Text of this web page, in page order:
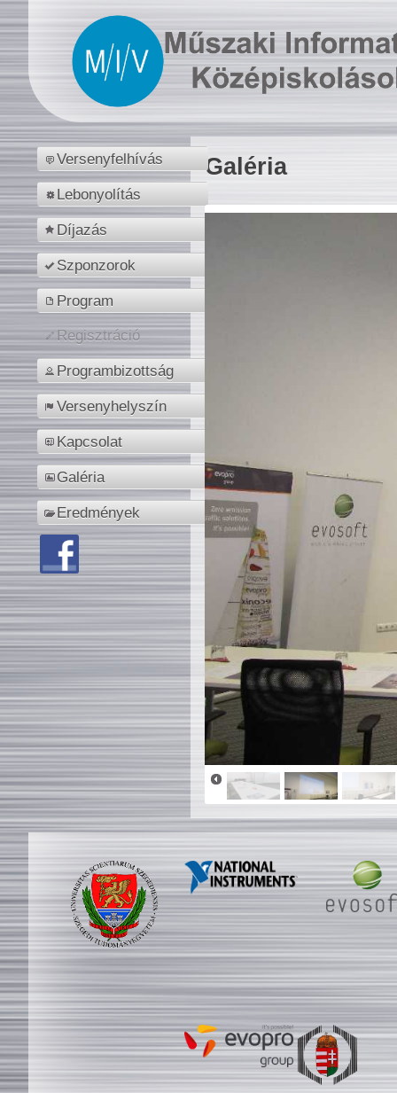
Versenyfelhívás
Lebonyolítás
Díjazás
Szponzorok
Program
Regisztráció
Programbizottság
Versenyhelyszín
Kapcsolat
Galéria
Eredmények
Galéria